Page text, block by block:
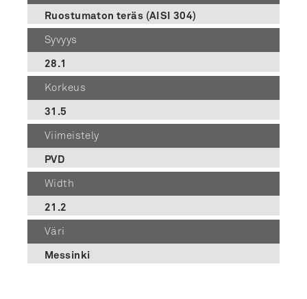
Ruostumaton teräs (AISI 304)
Syvyys
28.1
Korkeus
31.5
Viimeistely
PVD
Width
21.2
Väri
Messinki